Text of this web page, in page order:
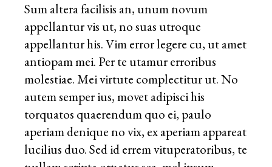
Sum altera facilisis an, unum novum
appellantur vis ut, no suas utroque
appellantur his. Vim error legere cu, ut amet
antiopam mei. Per te utamur erroribus
molestiae. Mei virtute complectitur ut. No
autem semper ius, movet adipisci his
torquatos quaerendum quo ei, paulo
aperiam denique no vix, ex aperiam appareat
lucilius duo. Sed id errem vituperatoribus, te